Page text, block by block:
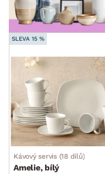
ROZMĚRY
MATERIÁL
POVRCHOVÁ ÚPRAVA
MÍSTNOST
SLEVA 15 %
Kávový servis (18 dílů)
Amelie, bílý